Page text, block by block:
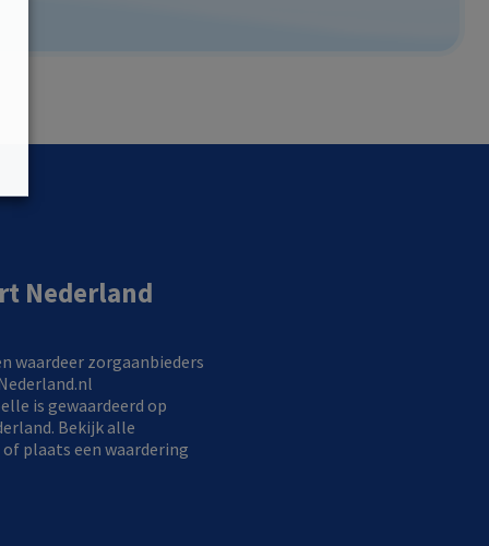
Nederland
is gewaardeerd op
Bekijk alle
of plaats een waardering